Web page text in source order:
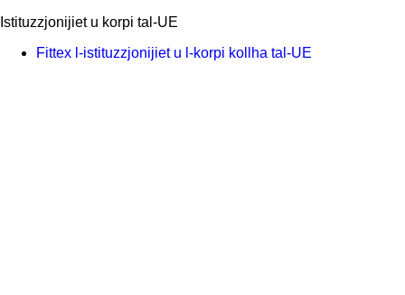
Istituzzjonijiet u korpi tal-UE
Fittex l-istituzzjonijiet u l-korpi kollha tal-UE